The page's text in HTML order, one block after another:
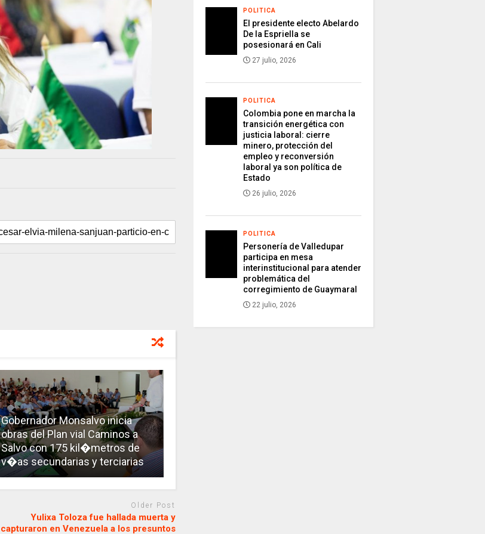
Gobernador Monsalvo inicia
obras del Plan vial Caminos a
Salvo con 175 kil�metros de
v�as secundarias y terciarias
Older Post
Yulixa Toloza fue hallada muerta y
capturaron en Venezuela a los presuntos
POLITICA
El presidente electo Abelardo
De la Espriella se
posesionará en Cali
27 julio, 2026
POLITICA
Colombia pone en marcha la
transición energética con
justicia laboral: cierre
minero, protección del
empleo y reconversión
laboral ya son política de
Estado
26 julio, 2026
POLITICA
Personería de Valledupar
participa en mesa
interinstitucional para atender
problemática del
corregimiento de Guaymaral
22 julio, 2026